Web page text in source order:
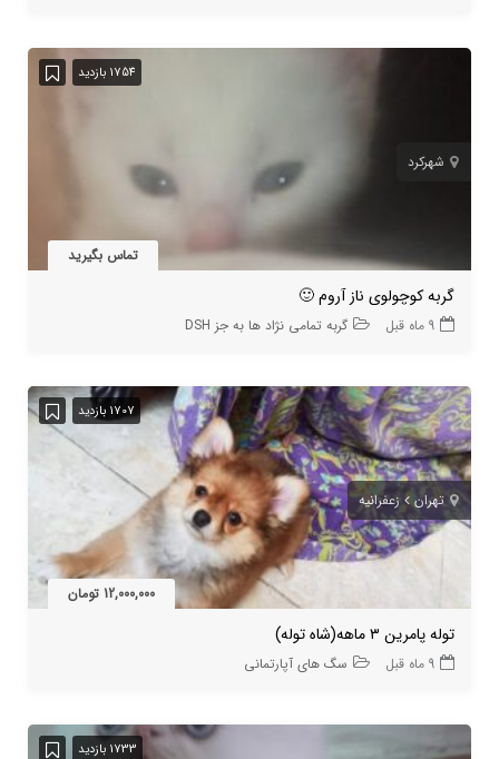
1754 بازدید
شهرکرد
تماس بگیرید
گربه کوچولوی ناز آروم 🙂
9 ماه قبل گربه تمامی نژاد ها به جز DSH
1707 بازدید
تهران زعفرانیه
12,000,000 تومان
توله پامرین ٣ ماهه(شاه توله)
9 ماه قبل سگ های آپارتمانی
1733 بازدید